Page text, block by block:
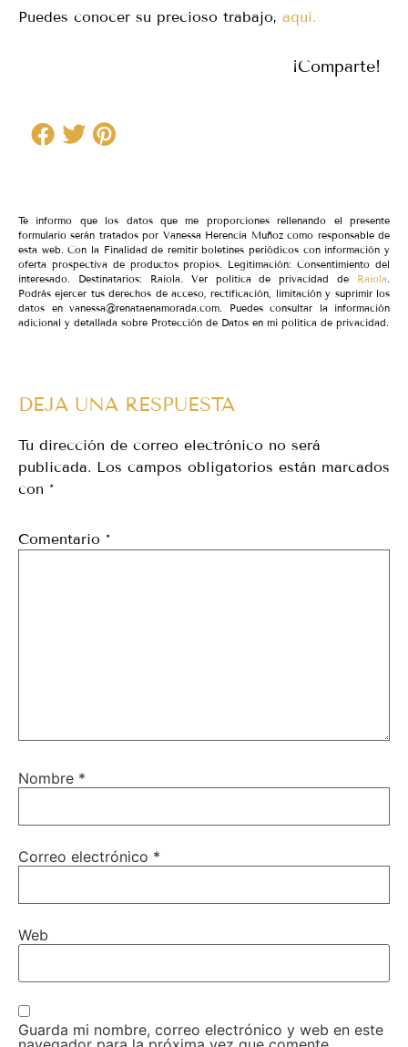
Puedes conocer su precioso trabajo, aquí.
¡Comparte!
Te informo que los datos que me proporciones rellenando el presente
formulario serán tratados por Vanessa Herencia Muñoz como responsable de
esta web. Con la Finalidad de remitir boletines periódicos con información y
oferta prospectiva de productos propios. Legitimación: Consentimiento del
interesado. Destinatarios: Raiola. Ver política de privacidad de Raiola.
Podrás ejercer tus derechos de acceso, rectificación, limitación y suprimir los
datos en vanessa@renataenamorada.com. Puedes consultar la información
adicional y detallada sobre Protección de Datos en mi política de privacidad.
DEJA UNA RESPUESTA
Tu dirección de correo electrónico no será
publicada. Los campos obligatorios están marcados
con *
Comentario *
Nombre *
Correo electrónico *
Web
Guarda mi nombre, correo electrónico y web en este